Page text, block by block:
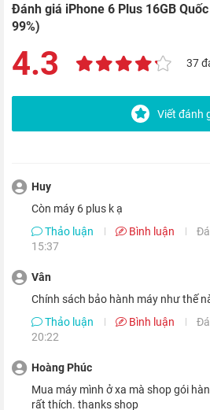
Hiển thị lớn hơn và tốt hơn
Apple iPhone 6+ đi kèm với màn
Màn hình cảm ứng đa điểm đi
sRGB đầy đủ, cân bằng trắng và độ
Vi xử lý mạnh mẽ hơn
Đánh giá iPhone 6 Plus 16GB
99%)
4.3 37
Viết đánh
Huy
Còn máy 6 plus k ạ
Thảo luận
Bình luận
15:37
Vân
Chính sách bảo hành máy như thế
Thảo luận
Bình luận
20:22
Hoàng Phúc
Mua máy mình ở xa mà shop gói hàng rất cẩn thận nên mình
rất thích. thanks shop